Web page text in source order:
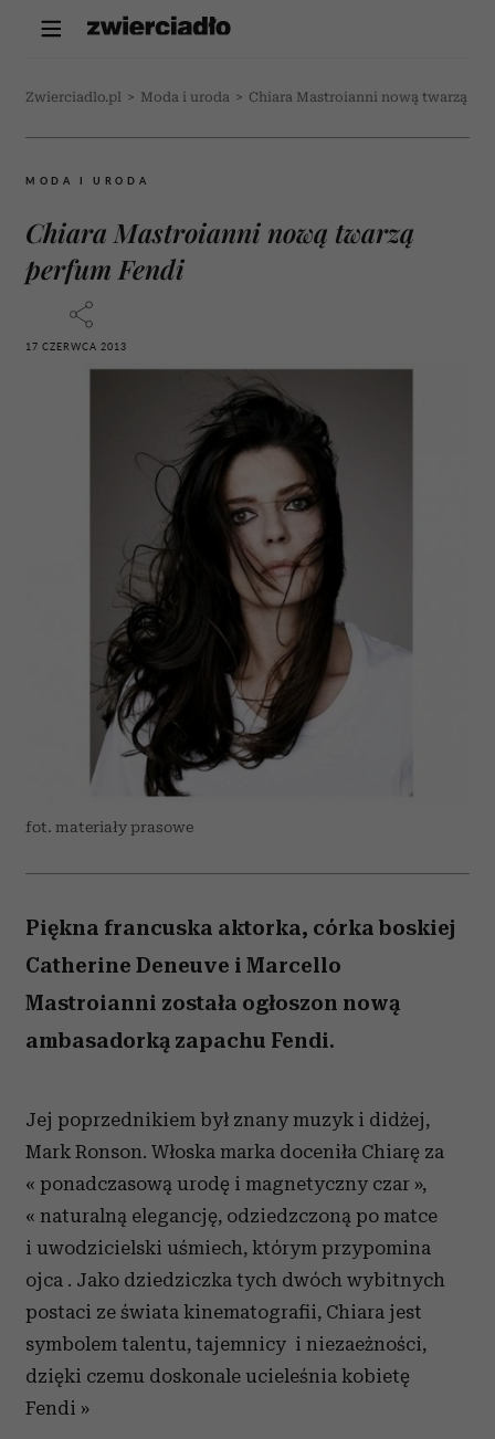
Zwierciadlo.pl > Moda i uroda > Chiara Mastroianni nową twarzą
MODA I URODA
Chiara Mastroianni nową twarzą
perfum Fendi
17 CZERWCA 2013
fot. materiały prasowe
Piękna francuska aktorka, córka boskiej
Catherine Deneuve i Marcello
Mastroianni została ogłoszon nową
ambasadorką zapachu Fendi.
Jej poprzednikiem był znany muzyk i didżej,
Mark Ronson. Włoska marka doceniła Chiarę za
« ponadczasową urodę i magnetyczny czar »,
« naturalną elegancję, odziedzczoną po matce
i uwodzicielski uśmiech, którym przypomina
ojca . Jako dziedziczka tych dwóch wybitnych
postaci ze świata kinematografii, Chiara jest
symbolem talentu, tajemnicy i niezaeżności,
dzięki czemu doskonale ucieleśnia kobietę
Fendi »